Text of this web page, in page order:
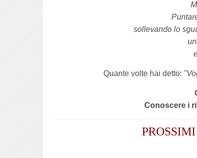
sollevando lo
Quante volte hai detto: "V
Conoscere i